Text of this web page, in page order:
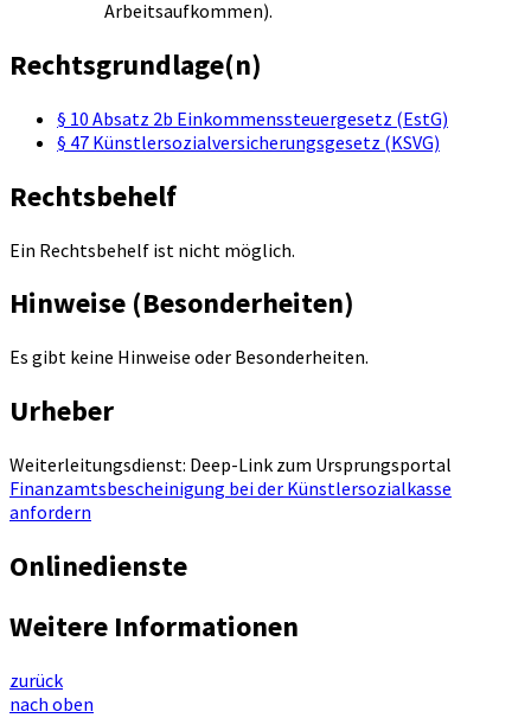
Arbeitsaufkommen).
Rechtsgrundlage(n)
§ 10 Absatz 2b Einkommenssteuergesetz (EstG)
§ 47 Künstlersozialversicherungsgesetz (KSVG)
Rechtsbehelf
Ein Rechtsbehelf ist nicht möglich.
Hinweise (Besonderheiten)
Es gibt keine Hinweise oder Besonderheiten.
Urheber
Weiterleitungsdienst: Deep-Link zum Ursprungsportal
Finanzamtsbescheinigung bei der Künstlersozialkasse
anfordern
Onlinedienste
Weitere Informationen
zurück
nach oben